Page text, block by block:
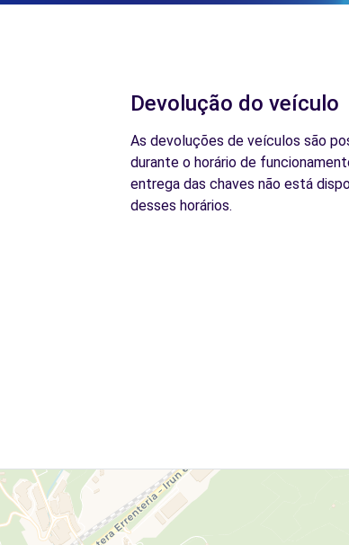
Devolução do veículo
As devoluções de veículos são
durante o horário de
entrega das chaves não está
desses horários.